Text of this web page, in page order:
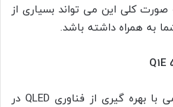
کلی این می تواند بسیاری از
به همراه داشته باشد.
تلویزیون 55 اینچ Q1 شیائومی با بهره گیری از فناوری QLED در